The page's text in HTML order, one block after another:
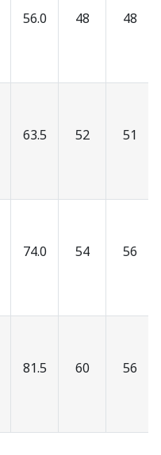
56.0 48 48
63.5 52 51
74.0 54 56
81.5 60 56